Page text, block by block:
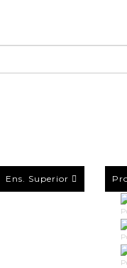
Ens. Superior